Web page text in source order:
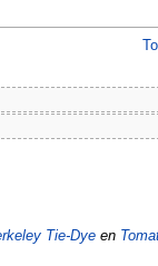
Tie-Dye en